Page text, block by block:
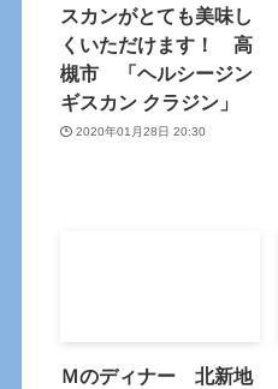
スカンがとても美味し
くいただけます！ 高
槻市 「ヘルシージン
ギスカン クラジン」
2020年01月28日 20:30
Ｍのディナー 北新地